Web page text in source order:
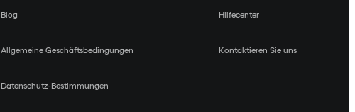
Blog
Allgemeine Geschäftsbedingungen
Datenschutz-Bestimmungen
Hilfecenter
Kontaktieren Sie uns